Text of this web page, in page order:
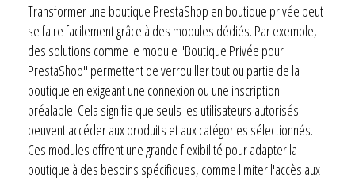
Transformer une boutique PrestaShop en boutique privée peut
se faire facilement grâce à des modules dédiés. Par exemple,
des solutions comme le module "Boutique Privée pour
PrestaShop" permettent de verrouiller tout ou partie de la
boutique en exigeant une connexion ou une inscription
préalable. Cela signifie que seuls les utilisateurs autorisés
peuvent accéder aux produits et aux catégories sélectionnés.
Ces modules offrent une grande flexibilité pour adapter la
boutique à des besoins spécifiques, comme limiter l'accès aux